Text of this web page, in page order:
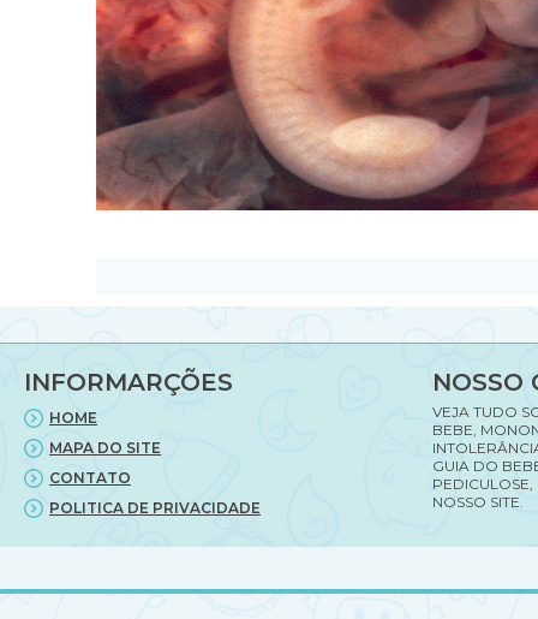
INFORMARÇÕES
HOME
MAPA DO SITE
CONTATO
POLITICA DE PRIVACIDADE
NOSSO
VEJA TUDO
BEBE,
GUIA DO
PEDICULOSE,
NOSSO SITE.